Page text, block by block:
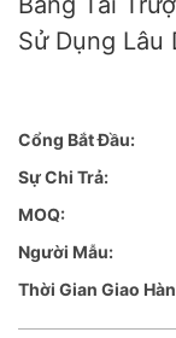
Sử Dụng Lâu
Cổng Bắt Đầu:
Sự Chi Trả:
MOQ:
Người Mẫu:
Thời Gian Giao